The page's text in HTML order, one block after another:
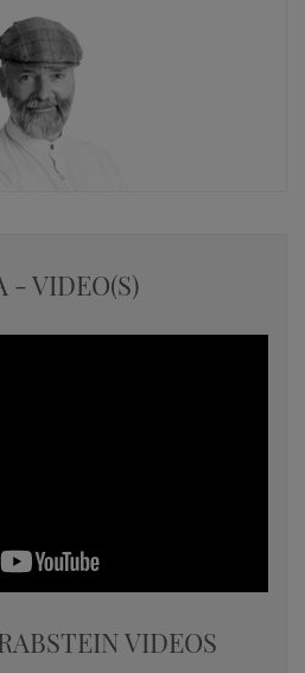
- VIDEO(S)
VIDEOS